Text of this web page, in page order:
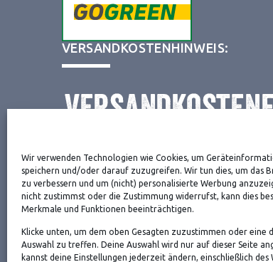
Wir verwenden Technologien wie Cookies, um
speichern und/oder darauf zuzugreifen. Wir tun dies, um das
zu verbessern und um (nicht) personalisierte Werbung
nicht zustimmst oder die Zustimmung widerrufst, kann dies
Merkmale und Funktionen beeinträchtigen.
Klicke unten, um dem oben Gesagten zuzustimmen oder eine
Auswahl zu treffen. Deine Auswahl wird nur auf dieser Seite
kannst deine Einstellungen jederzeit ändern, einschließlich des
VERSANDKOSTENHINWEIS:
NEWSLETTER
Danke, deine Registrierung war
die Bestätigung.